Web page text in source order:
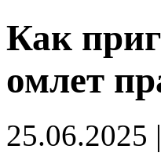
Как
омлет
25.06.2025